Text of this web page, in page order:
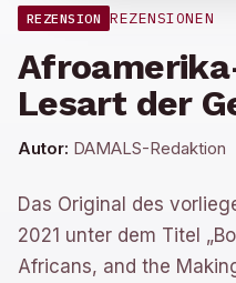
REZENSION REZENSIONEN
Lesart der
Autor: DAMALS-Redaktion
Das Original des
2021 unter dem Titel
Africans, and the